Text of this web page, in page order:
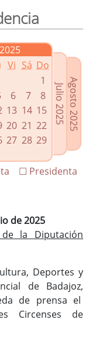
Vi Sá Do
1
6 7
8
13 14 15
20 21 22
27 28 29
Agosto 2025
Julio 2025
☐ Presidenta
de 2025
de la Diputación
Deportes y
de Badajoz,
de prensa el
Circenses de